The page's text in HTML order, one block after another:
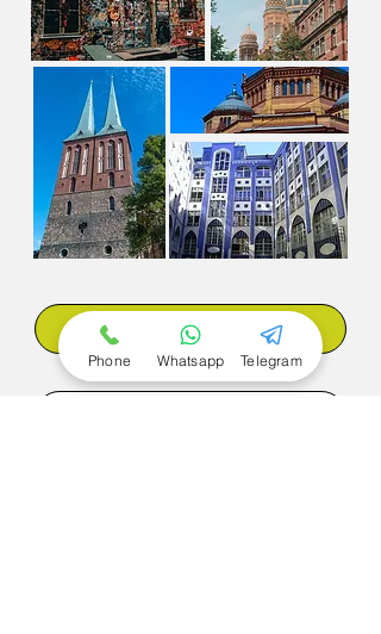
Jetzt buchen
Phone Whatsapp Telegram